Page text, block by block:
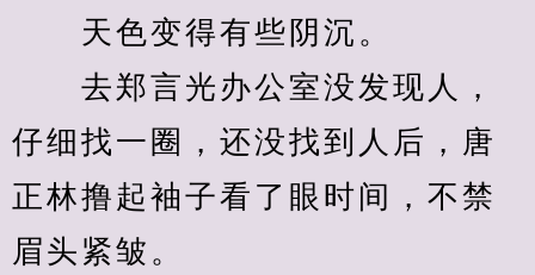
天色变得有些阴沉。
去郑言光办公室没发现人，
仔细找一圈，还没找到人后，唐
正林撸起袖子看了眼时间，不禁
眉头紧皱。